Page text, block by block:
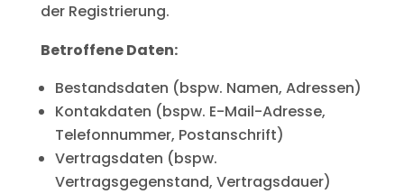
der Registrierung.
Betroffene Daten:
Bestandsdaten (bspw. Namen, Adressen)
Kontakdaten (bspw. E-Mail-Adresse,
Telefonnummer, Postanschrift)
Vertragsdaten (bspw.
Vertragsgegenstand, Vertragsdauer)